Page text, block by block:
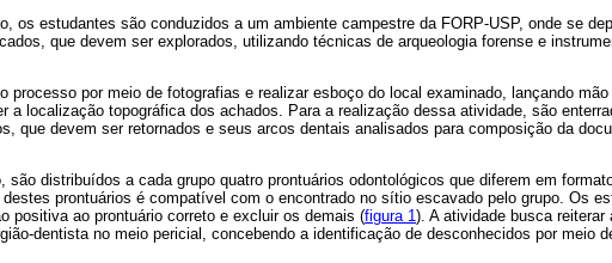
os estudantes são conduzidos a um ambiente campestre da FORP-USP, onde se
que devem ser explorados, utilizando técnicas de arqueologia forense e
processo por meio de fotografias e realizar esboço do local examinado, lançando mão
a localização topográfica dos achados. Para a realização dessa atividade, são
que devem ser retornados e seus arcos dentais analisados para composição da
são distribuídos a cada grupo quatro prontuários odontológicos que diferem em
prontuários é compatível com o encontrado no sítio escavado pelo grupo. Os
positiva ao prontuário correto e excluir os demais (figura 1). A atividade busca reiterar
dentista no meio pericial, concebendo a identificação de desconhecidos por meio